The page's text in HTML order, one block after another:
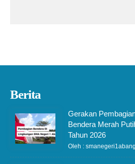
Berita
Gerakan
Bendera Merah
Tahun 2026
Oleh : smanegeri1abang